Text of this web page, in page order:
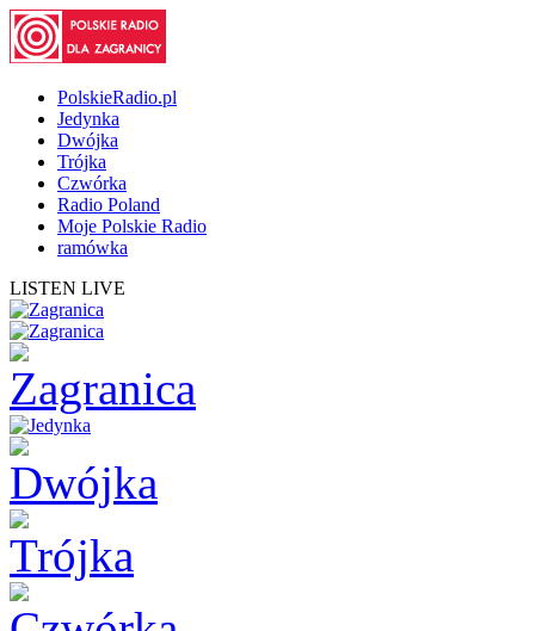
PolskieRadio.pl
Jedynka
Dwójka
Trójka
Czwórka
Radio Poland
Moje Polskie Radio
ramówka
LISTEN LIVE